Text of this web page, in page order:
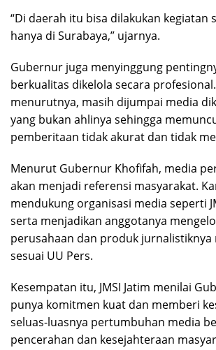
“Di daerah itu bisa dilakukan kegiatan
hanya di Surabaya,” ujarnya.
Gubernur juga menyinggung
berkualitas dikelola secara
menurutnya, masih dijumpai media
yang bukan ahlinya sehingga
pemberitaan tidak akurat dan tidak
Menurut Gubernur Khofifah, media
akan menjadi referensi masyarakat.
mendukung organisasi media seperti
serta menjadikan anggotanya
perusahaan dan produk jurnalistiknya
sesuai UU Pers.
Kesempatan itu, JMSI Jatim menilai
punya komitmen kuat dan memberi
seluas-luasnya pertumbuhan media
pencerahan dan kesejahteraan